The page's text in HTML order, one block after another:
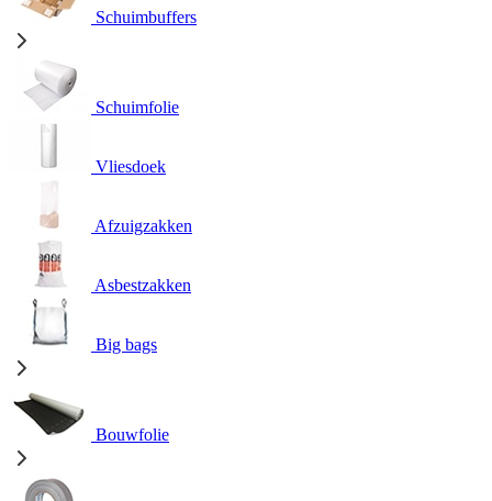
Schuimbuffers
Schuimfolie
Vliesdoek
Afzuigzakken
Asbestzakken
Big bags
Bouwfolie